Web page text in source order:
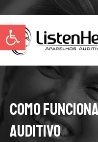
Abrir a barra de ferramentas
Como
Auditivo